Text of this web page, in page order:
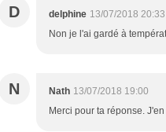
D delphine 13/07/2018 20:33
Non je l'ai gardé à
N Nath 13/07/2018 19:00
Merci pour ta réponse.